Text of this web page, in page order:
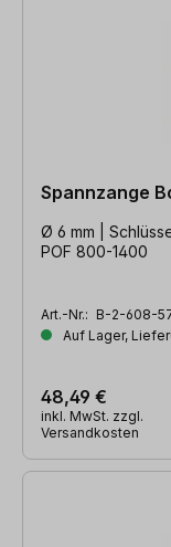
Spannzange
Ø 6 mm |
POF 800-1400
Art.-Nr.: B-2-608-
Auf Lager,
48,49 €
inkl. MwSt. zzgl.
Versandkosten